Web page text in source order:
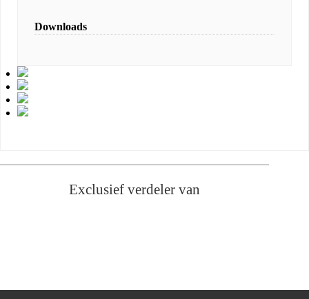
Downloads
Exclusief verdeler van